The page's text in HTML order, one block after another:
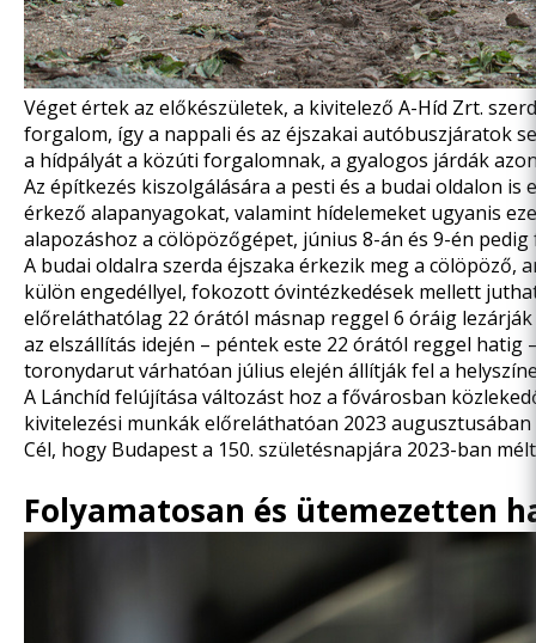
Véget értek az előkészületek, a kivitelező A-Híd Zrt.
forgalom, így a nappali és az éjszakai autóbuszjáratok
a hídpályát a közúti forgalomnak, a gyalogos járdák
Az építkezés kiszolgálására a pesti és a budai oldalon
érkező alapanyagokat, valamint hídelemeket ugyanis
alapozáshoz a cölöpözőgépet, június 8-án és 9-én pedig
A budai oldalra szerda éjszaka érkezik meg a cölöpöző,
külön engedéllyel, fokozott óvintézkedések mellett
előreláthatólag 22 órától másnap reggel 6 óráig
az elszállítás idején – péntek este 22 órától reggel
toronydarut várhatóan július elején állítják fel a
A Lánchíd felújítása változást hoz a fővárosban
kivitelezési munkák előreláthatóan 2023
Cél, hogy Budapest a 150. születésnapjára 2023-ban
Folyamatosan és ütemezetten